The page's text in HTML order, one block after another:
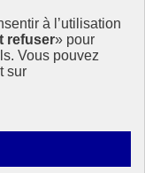
à l’utilisation
refuser» pour
Vous pouvez
sur
fenêtre
fenêtre